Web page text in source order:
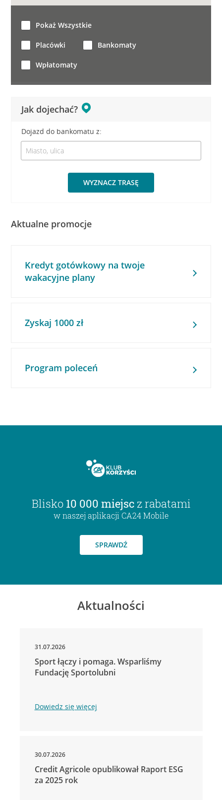
Jak dojechać?
Dojazd do bankomatu z:
WYZNACZ TRASĘ
Pokaż Wszystkie
Placówki Bankomaty
Wpłatomaty
Aktualne promocje
Kredyt gotówkowy na twoje
wakacyjne plany
Zyskaj 1000 zł
Program poleceń
Blisko 10 000 miejsc z rabatami
w naszej aplikacji CA24 Mobile
SPRAWDŹ
Aktualności
31.07.2026
Sport łączy i pomaga. Wsparliśmy
Fundację Sportolubni
Dowiedz się więcej
30.07.2026
Credit Agricole opublikował Raport ESG
za 2025 rok